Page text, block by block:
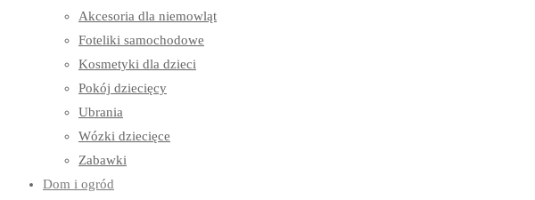
Akcesoria dla niemowląt
Foteliki samochodowe
Kosmetyki dla dzieci
Pokój dziecięcy
Ubrania
Wózki dziecięce
Zabawki
Dom i ogród